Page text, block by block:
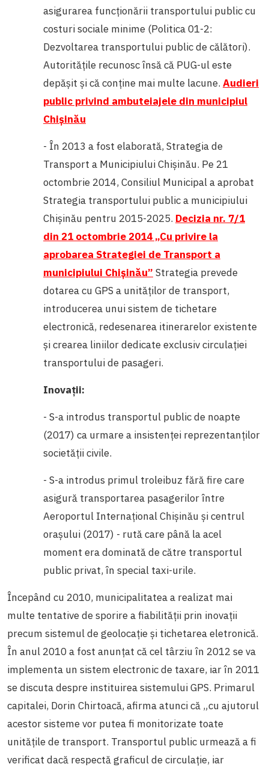
asigurarea funcţionării transportului public cu
costuri sociale minime (Politica 01-2:
Dezvoltarea transportului public de călători).
Autoritățile recunosc însă că PUG-ul este
depășit și că conține mai multe lacune. Audieri
public privind ambuteiajele din municipiul
Chișinău
- În 2013 a fost elaborată, Strategia de
Transport a Municipiului Chișinău. Pe 21
octombrie 2014, Consiliul Municipal a aprobat
Strategia transportului public a municipiului
Chișinău pentru 2015-2025. Decizia nr. 7/1
din 21 octombrie 2014 „Cu privire la
aprobarea Strategiei de Transport a
municipiului Chișinău” Strategia prevede
dotarea cu GPS a unităţilor de transport,
introducerea unui sistem de tichetare
electronică, redesenarea itinerarelor existente
şi crearea liniilor dedicate exclusiv circulaţiei
transportului de pasageri.
Inovații:
- S-a introdus transportul public de noapte
(2017) ca urmare a insistenței reprezentanților
societății civile.
- S-a introdus primul troleibuz fără fire care
asigură transportarea pasagerilor între
Aeroportul Internațional Chișinău și centrul
orașului (2017) - rută care până la acel
moment era dominată de către transportul
public privat, în special taxi-urile.
Începând cu 2010, municipalitatea a realizat mai
multe tentative de sporire a fiabilității prin inovații
precum sistemul de geolocație și tichetarea eletronică.
În anul 2010 a fost anunțat că cel târziu în 2012 se va
implementa un sistem electronic de taxare, iar în 2011
se discuta despre instituirea sistemului GPS. Primarul
capitalei, Dorin Chirtoacă, afirma atunci că „cu ajutorul
acestor sisteme vor putea fi monitorizate toate
unităţile de transport. Transportul public urmează a fi
verificat dacă respectă graficul de circulaţie, iar